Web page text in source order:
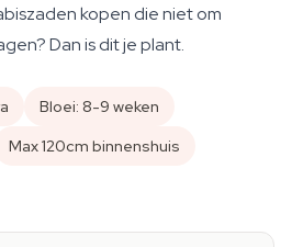
kopen die niet om
Dan is dit je plant.
Bloei: 8-9 weken
Max 120cm binnenshuis